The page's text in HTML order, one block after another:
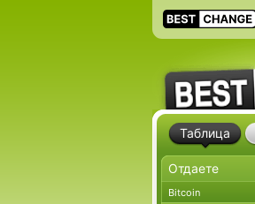
Таблица
Bitcoin